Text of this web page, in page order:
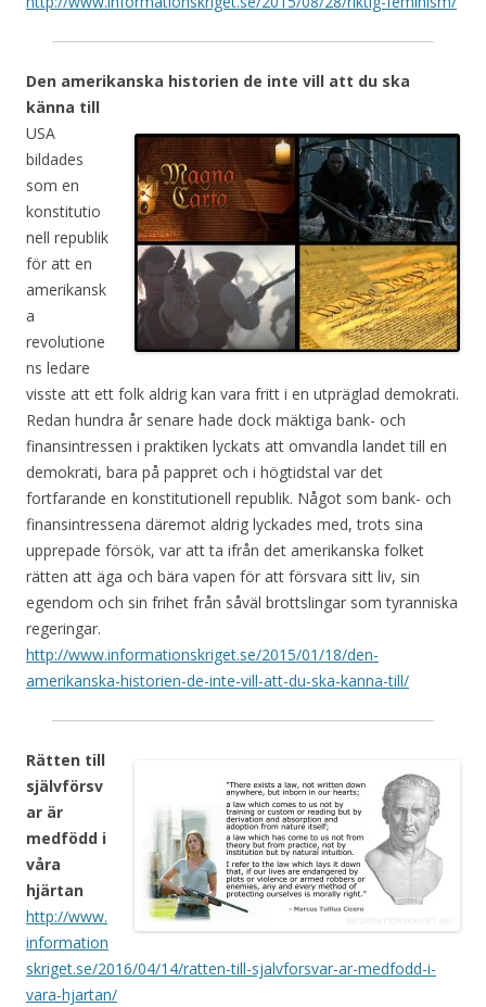
Den amerikanska historien de inte vill att du ska
känna till
USA
bildades
som en
konstitutio
nell republik
för att en
amerikansk
a
revolutione
ns ledare
visste att ett folk aldrig kan vara fritt i en utpräglad demokrati.
Redan hundra år senare hade dock mäktiga bank- och
finansintressen i praktiken lyckats att omvandla landet till en
demokrati, bara på pappret och i högtidstal var det
fortfarande en konstitutionell republik. Något som bank- och
finansintressena däremot aldrig lyckades med, trots sina
upprepade försök, var att ta ifrån det amerikanska folket
rätten att äga och bära vapen för att försvara sitt liv, sin
egendom och sin frihet från såväl brottslingar som tyranniska
regeringar.
http://www.informationskriget.se/2015/01/18/den-
amerikanska-historien-de-inte-vill-att-du-ska-kanna-till/
Rätten till
självförsv
ar är
medfödd i
våra
hjärtan
http://www.
information
skriget.se/2016/04/14/ratten-till-sjalvforsvar-ar-medfodd-i-
vara-hjartan/